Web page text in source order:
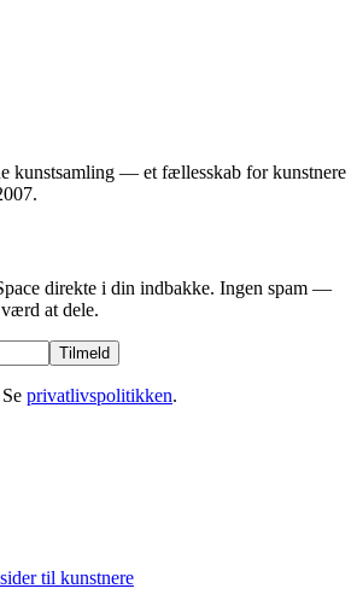
kunstsamling — et fællesskab for kunstnere
direkte i din indbakke. Ingen spam —
at dele.
Tilmeld
privatlivspolitikken.
til kunstnere